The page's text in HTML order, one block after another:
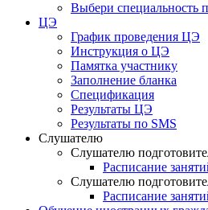
Выбери специальность
ЦЭ
График проведения ЦЭ
Инструкция о ЦЭ
Памятка участнику
Заполнение бланка
Спецификация
Результаты ЦЭ
Результаты по SMS
Слушателю
Слушателю
Расписание
Слушателю
Расписание